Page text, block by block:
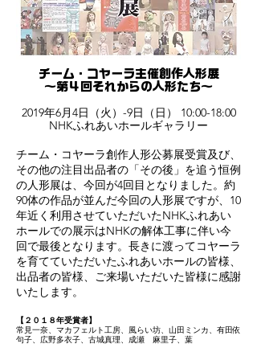
チーム・コヤーラ主催創作人形展
～第４回それからの人形たち～
2019年6月4日（火）-9日（日） 10:00-18:00
NHKふれあいホールギャラリー
チーム・コヤーラ創作人形公募展受賞及び、
その他の注目出品者の「その後」を追う恒例
の人形展は、今回が4回目となりました。約
90体の作品が並んだ今回の人形展ですが、10
年近く利用させていただいたNHKふれあい
ホールでの展示はNHKの解体工事に伴い今
回で最後となります。長きに渡ってコヤーラ
を育てていただいたふれあいホールの皆様、
出品者の皆様、ご来場いただいた皆様に感謝
いたします。
【２０１８年受賞者】
常見一奈、マカフェルト工房、風らい坊、山田ミンカ、有田依
句子、広野多衣子、古城真理、成瀬 麻里子、葉